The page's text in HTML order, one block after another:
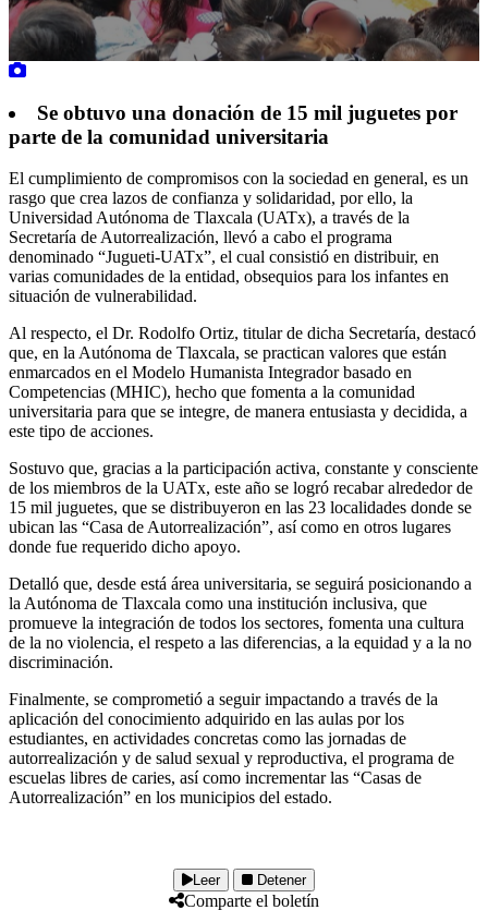
Se obtuvo una donación de 15 mil juguetes por
parte de la comunidad universitaria
El cumplimiento de compromisos con la sociedad en general, es un
rasgo que crea lazos de confianza y solidaridad, por ello, la
Universidad Autónoma de Tlaxcala (UATx), a través de la
Secretaría de Autorrealización, llevó a cabo el programa
denominado “Jugueti-UATx”, el cual consistió en distribuir, en
varias comunidades de la entidad, obsequios para los infantes en
situación de vulnerabilidad.
Al respecto, el Dr. Rodolfo Ortiz, titular de dicha Secretaría, destacó
que, en la Autónoma de Tlaxcala, se practican valores que están
enmarcados en el Modelo Humanista Integrador basado en
Competencias (MHIC), hecho que fomenta a la comunidad
universitaria para que se integre, de manera entusiasta y decidida, a
este tipo de acciones.
Sostuvo que, gracias a la participación activa, constante y consciente
de los miembros de la UATx, este año se logró recabar alrededor de
15 mil juguetes, que se distribuyeron en las 23 localidades donde se
ubican las “Casa de Autorrealización”, así como en otros lugares
donde fue requerido dicho apoyo.
Detalló que, desde está área universitaria, se seguirá posicionando a
la Autónoma de Tlaxcala como una institución inclusiva, que
promueve la integración de todos los sectores, fomenta una cultura
de la no violencia, el respeto a las diferencias, a la equidad y a la no
discriminación.
Finalmente, se comprometió a seguir impactando a través de la
aplicación del conocimiento adquirido en las aulas por los
estudiantes, en actividades concretas como las jornadas de
autorrealización y de salud sexual y reproductiva, el programa de
escuelas libres de caries, así como incrementar las “Casas de
Autorrealización” en los municipios del estado.
Leer Detener
Comparte el boletín